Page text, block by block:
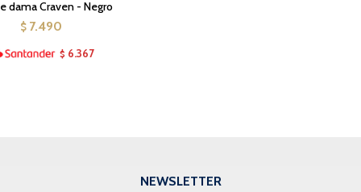
dama Craven - Negro
$ 7.490
$ 6.367
NEWSLETTER